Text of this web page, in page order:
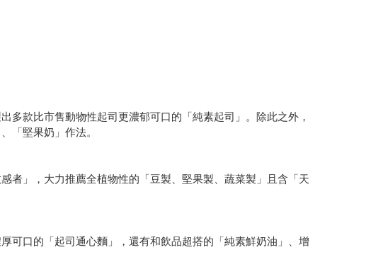
多款比市售動物性起司更濃郁可口的「純素起司」。除此之外，
「堅果奶」作法。
者」，大力推薦全植物性的「豆製、堅果製、蔬菜製」且含「天
可口的「起司通心麵」，還有和飲品超搭的「純素鮮奶油」、增